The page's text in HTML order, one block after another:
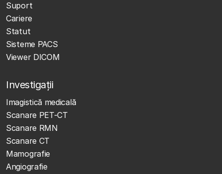
Suport
Cariere
Statut
Sisteme PACS
Viewer DICOM
Investigații
Imagistică medicală
Scanare PET-CT
Scanare RMN
Scanare CT
Mamografie
Angiografie